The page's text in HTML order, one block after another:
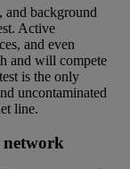
and background
Active
and even
and will compete
is the only
uncontaminated
line.
network